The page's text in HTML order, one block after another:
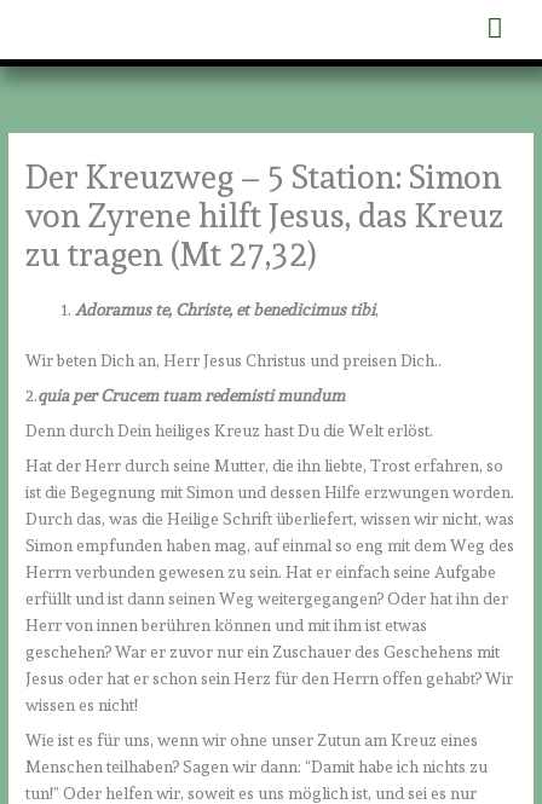
springen
Der Kreuzweg – 5 Station: Simon
von Zyrene hilft Jesus, das Kreuz
zu tragen (Mt 27,32)
Adoramus te, Christe, et benedicimus tibi,
Wir beten Dich an, Herr Jesus Christus und preisen Dich..
2.quia per Crucem tuam redemisti mundum
Denn durch Dein heiliges Kreuz hast Du die Welt erlöst.
Hat der Herr durch seine Mutter, die ihn liebte, Trost erfahren, so
ist die Begegnung mit Simon und dessen Hilfe erzwungen worden.
Durch das, was die Heilige Schrift überliefert, wissen wir nicht, was
Simon empfunden haben mag, auf einmal so eng mit dem Weg des
Herrn verbunden gewesen zu sein. Hat er einfach seine Aufgabe
erfüllt und ist dann seinen Weg weitergegangen? Oder hat ihn der
Herr von innen berühren können und mit ihm ist etwas
geschehen? War er zuvor nur ein Zuschauer des Geschehens mit
Jesus oder hat er schon sein Herz für den Herrn offen gehabt? Wir
wissen es nicht!
Wie ist es für uns, wenn wir ohne unser Zutun am Kreuz eines
Menschen teilhaben? Sagen wir dann: “Damit habe ich nichts zu
tun!” Oder helfen wir, soweit es uns möglich ist, und sei es nur